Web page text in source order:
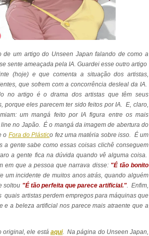
de um artigo do Unseen Japan falando de como a
sente ameaçada pela IA. Guardei esse outro artigo
(hoje) e que comenta a situação dos artistas,
que sofrem com a concorrência desleal da IA.
no artigo é o drama dos artistas que têm seus
porque eles parecem ter sido feitos por IA. E, claro,
um mangá feito por IA figura entre os mais
no Japão. É o mangá da imagem de abertura do
o Fora do Plástico fez uma matéria sobre isso. É um
a gente sabe como essas coisas clichê conseguem
a gente fica na dúvida quando vê alguma coisa.
em que a pessoa que narrava disse: "É tão bonito
um incidente de muitos anos atrás, quando alguém
soltou "É tão perfeita que parece artificial.". Enfim,
quais artistas perdem empregos para máquinas que
e a beleza artificial nos parece mais atraente que a
original, ele está aqui. Na página do Unseen Japan,